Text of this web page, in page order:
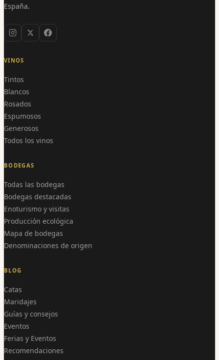
España.
VINOS
Tintos
Blancos
Rosados
Espumosos
Generosos
Todos los vinos
BODEGAS
Todas las bodegas
Bodegas destacadas
Enoturismo y visitas
Producción ecológica
Mapa de bodegas
Denominaciones de origen
BLOG
Catas
Maridajes
Guías y consejos
Eventos
Ferias y Eventos
Recomendaciones